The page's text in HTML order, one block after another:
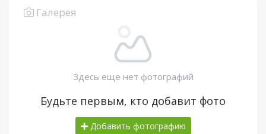
Галерея
Здесь еще нет фотографий
Будьте первым, кто добавит фото
Добавить фотографию